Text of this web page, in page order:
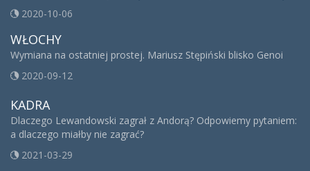
2020-10-06
WŁOCHY
Wymiana na ostatniej prostej. Mariusz Stępiński blisko Genoi
2020-09-12
KADRA
Dlaczego Lewandowski zagrał z Andorą? Odpowiemy pytaniem:
a dlaczego miałby nie zagrać?
2021-03-29